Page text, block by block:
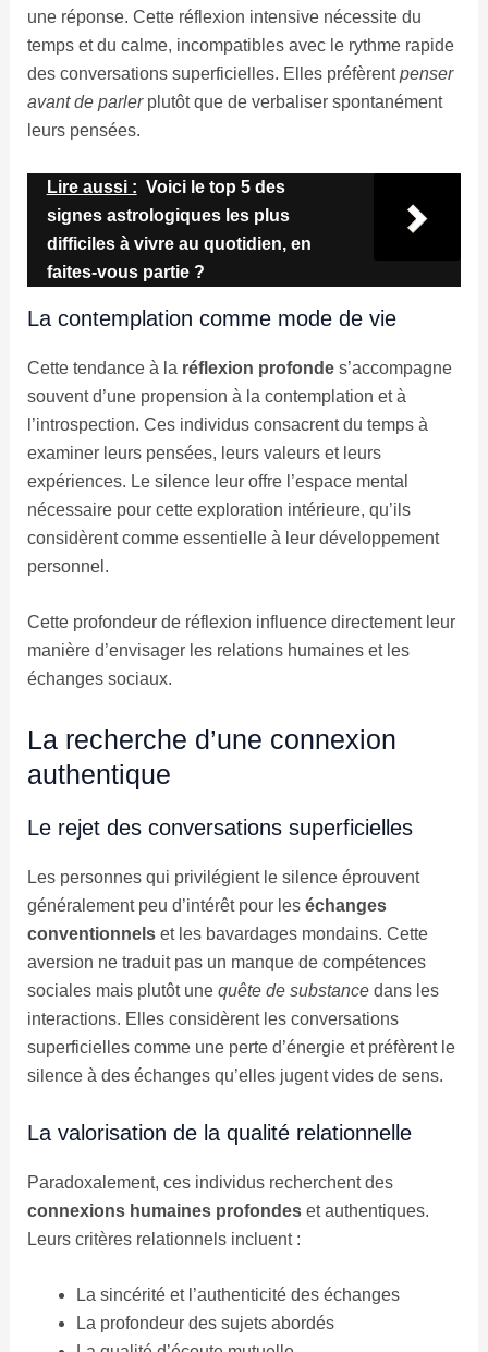
une réponse. Cette réflexion intensive nécessite du
temps et du calme, incompatibles avec le rythme rapide
des conversations superficielles. Elles préfèrentpenser
avant de parlerplutôt que de verbaliser spontanément
leurs pensées.
Lire aussi : Voici le top 5 des
signes astrologiques les plus
difficiles à vivre au quotidien, en
faites-vous partie ?
La contemplation comme mode de vie
Cette tendance à la réflexion profondes’accompagne
souvent d’une propension à la contemplation et à
l’introspection. Ces individus consacrent du temps à
examiner leurs pensées, leurs valeurs et leurs
expériences. Le silence leur offre l’espace mental
nécessaire pour cette exploration intérieure, qu’ils
considèrent comme essentielle à leur développement
personnel.
Cette profondeur de réflexion influence directement leur
manière d’envisager les relations humaines et les
échanges sociaux.
La recherche d’une connexion
authentique
Le rejet des conversations superficielles
Les personnes qui privilégient le silence éprouvent
généralement peu d’intérêt pour les échanges
conventionnelset les bavardages mondains. Cette
aversion ne traduit pas un manque de compétences
sociales mais plutôt une quête de substancedans les
interactions. Elles considèrent les conversations
superficielles comme une perte d’énergie et préfèrent le
silence à des échanges qu’elles jugent vides de sens.
La valorisation de la qualité relationnelle
Paradoxalement, ces individus recherchent des
connexions humaines profondeset authentiques.
Leurs critères relationnels incluent :
La sincérité et l’authenticité des échanges
La profondeur des sujets abordés